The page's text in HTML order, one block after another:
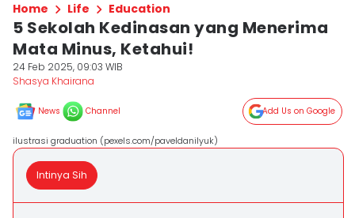
Home Life Education
5 Sekolah Kedinasan yang Menerima
Mata Minus, Ketahui!
24 Feb 2025, 09:03 WIB
Shasya Khairana
News Channel Add Us on Google
ilustrasi graduation (pexels.com/paveldanilyuk)
Intinya Sih